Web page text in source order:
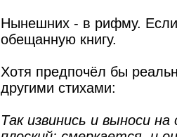
Нынешних - в рифму.
обещанную книгу.
Хотя предпочёл бы
другими стихами:
Так извинись и выноси